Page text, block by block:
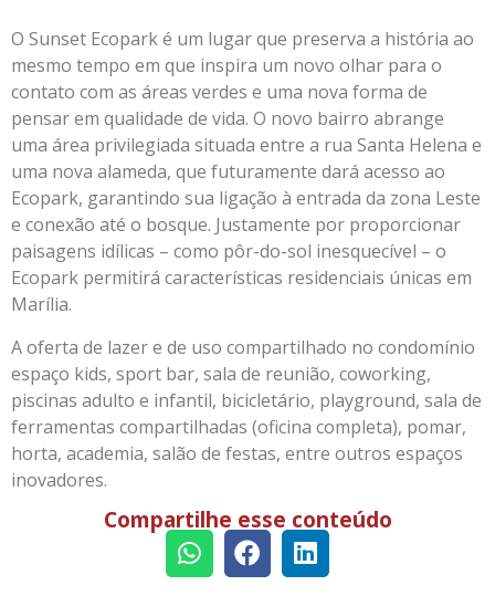
O Sunset Ecopark é um lugar que preserva a história ao
mesmo tempo em que inspira um novo olhar para o
contato com as áreas verdes e uma nova forma de
pensar em qualidade de vida. O novo bairro abrange
uma área privilegiada situada entre a rua Santa Helena e
uma nova alameda, que futuramente dará acesso ao
Ecopark, garantindo sua ligação à entrada da zona Leste
e conexão até o bosque. Justamente por proporcionar
paisagens idílicas – como pôr-do-sol inesquecível – o
Ecopark permitirá características residenciais únicas em
Marília.
A oferta de lazer e de uso compartilhado no condomínio
espaço kids, sport bar, sala de reunião, coworking,
piscinas adulto e infantil, bicicletário, playground, sala de
ferramentas compartilhadas (oficina completa), pomar,
horta, academia, salão de festas, entre outros espaços
inovadores.
Compartilhe esse conteúdo